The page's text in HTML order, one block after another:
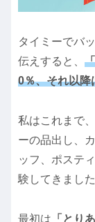
タイミーでバ
伝えすると、
0％、それ以降
私はこれまで
ーの品出し、
ッフ、ポステ
験してきました
最初は 「とり